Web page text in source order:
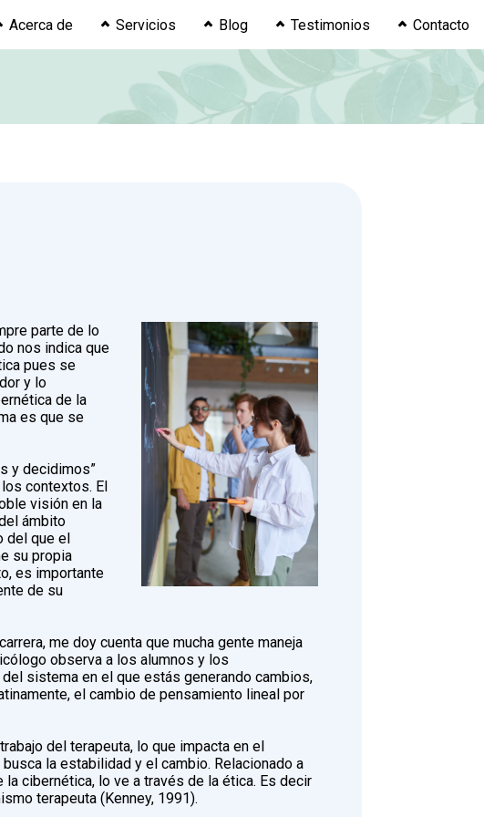
Acerca de Servicios Blog Testimonios Contacto
parte de lo
nos indica que
pues se
y lo
de la
es que se
y decidimos”
contextos. El
visión en la
ámbito
del que el
su propia
es importante
de su
me doy cuenta que mucha gente maneja
observa a los alumnos y los
sistema en el que estás generando cambios,
el cambio de pensamiento lineal por
del terapeuta, lo que impacta en el
la estabilidad y el cambio. Relacionado a
cibernética, lo ve a través de la ética. Es decir
terapeuta (Kenney, 1991).